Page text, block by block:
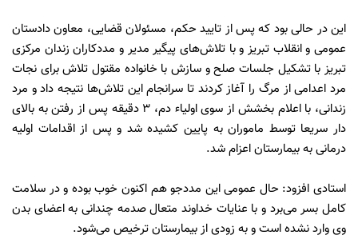
این در حالی بود که پس از تایید حکم، مسئولان قضایی، معاون دادستان
عمومی و انقلاب تبریز و با تلاش‌های پیگیر مدیر و مددکاران زندان مرکزی
تبریز با تشکیل جلسات صلح و سازش با خانواده مقتول تلاش برای نجات
مرد اعدامی از مرگ را آغاز کردند تا سرانجام این تلاش‌ها نتیجه داد و مرد
زندانی، با اعلام بخشش از سوی اولیاء دم، ۳ دقیقه پس از رفتن به بالای
دار سریعا توسط ماموران به پایین کشیده شد و پس از اقدامات اولیه
درمانی به بیمارستان اعزام شد.
استادی افزود: حال عمومی این مددجو هم اکنون خوب بوده و در سلامت
کامل بسر می‌برد و با عنایات خداوند متعال صدمه چندانی به اعضای بدن
وی وارد نشده است و به زودی از بیمارستان ترخیص می‌شود.